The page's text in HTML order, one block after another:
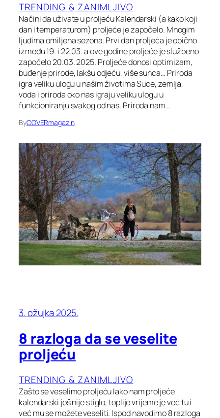
TRENDING & ZANIMLJIVO
Načini da uživate u proljeću Kalendarski (a kako koji
dan i temperaturom) proljeće je započelo. Mnogim
ljudima omiljena sezona. Prvi dan proljeća je obično
između 19. i 22.03. a ove godine proljeće je službeno
započelo 20.03. 2025. Proljeće donosi optimizam,
buđenje prirode, lakšu odjeću, više sunca… Priroda
igra veliku ulogu u našim životima Suce, zemlja,
voda i priroda oko nas igraju veliku ulogu u
funkcioniranju svakog od nas. Priroda nam…
ByCOVERmagazin
3. ožujka 2025.
8 razloga da se veselite
proljeću
TRENDING & ZANIMLJIVO
Zašto se veselimo proljeću Iako nam proljeće
kalendarski još nije stiglo, toplije vrijeme je već tu i
već mu se možete veseliti. Ispod navodimo 8 razloga